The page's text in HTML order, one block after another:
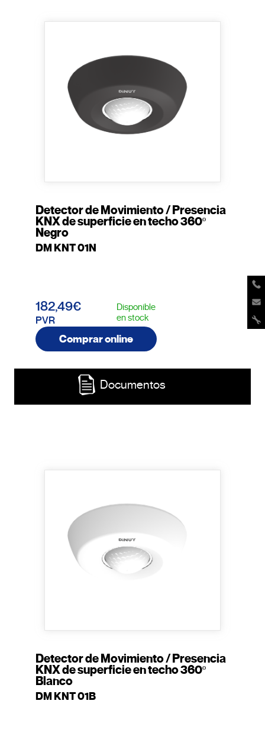
Detector de Movimiento / Presencia
KNX de superficie en techo 360º
Negro
DM KNT 01N
182,49€
PVR
Disponible
en stock
Comprar online
Documentos
Detector de Movimiento / Presencia
KNX de superficie en techo 360º
Blanco
DM KNT 01B